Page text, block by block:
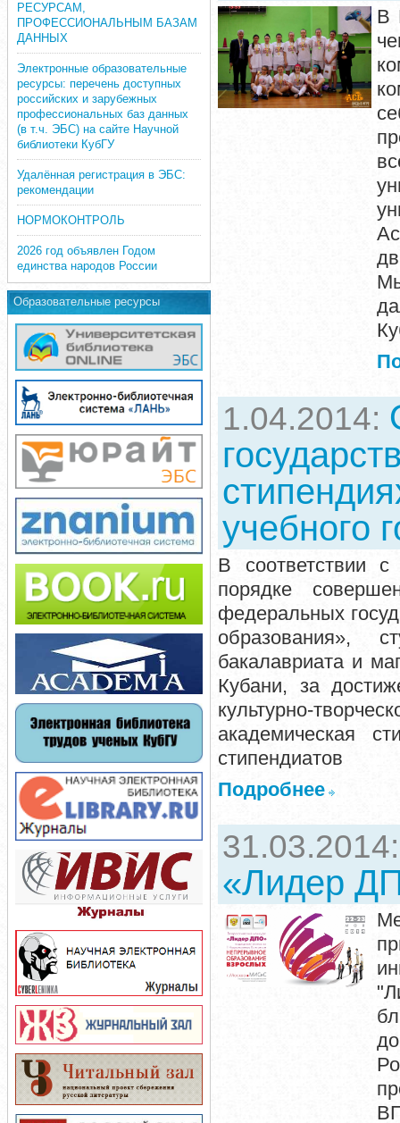
РЕСУРСАМ,
ПРОФЕССИОНАЛЬНЫМ БАЗАМ
ДАННЫХ
Электронные образовательные
ресурсы: перечень доступных
российских и зарубежных
профессиональных баз данных
(в т.ч. ЭБС) на сайте Научной
библиотеки КубГУ
Удалённая регистрация в ЭБС:
рекомендации
НОРМОКОНТРОЛЬ
2026 год объявлен Годом
единства народов России
Образовательные ресурсы
В
1.04.2014:
учебного
В соответствии
порядке
федеральных
образования»,
бакалавриата и
Кубани, за
культурно-
академическая
стипендиатов
Подробнее
«Лидер